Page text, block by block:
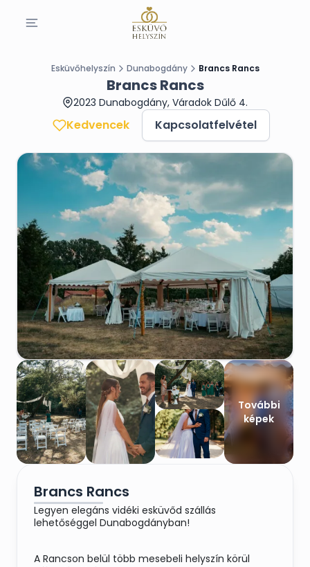
Esküvőhelyszín Dunabogdány Brancs Rancs
Brancs Rancs
2023 Dunabogdány, Váradok Dűlő 4.
Kedvencek Kapcsolatfelvétel
További
képek
Brancs Rancs
Legyen elegáns vidéki esküvőd szállás
lehetőséggel Dunabogdányban!
A Rancson belül több mesebeli helyszín körül